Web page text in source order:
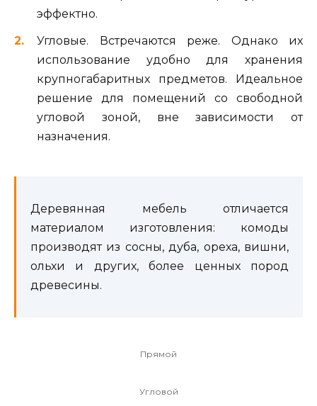
эффектно.
Угловые. Встречаются реже. Однако их
использование удобно для хранения
крупногабаритных предметов. Идеальное
решение для помещений со свободной
угловой зоной, вне зависимости от
назначения.
Деревянная мебель отличается
материалом изготовления: комоды
производят из сосны, дуба, ореха, вишни,
ольхи и других, более ценных пород
древесины.
Прямой
Угловой